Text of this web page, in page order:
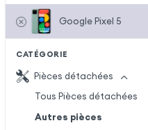
Google Pixel 5
CATÉGORIE
Pièces détachées
Tous Pièces détachées
Autres pièces